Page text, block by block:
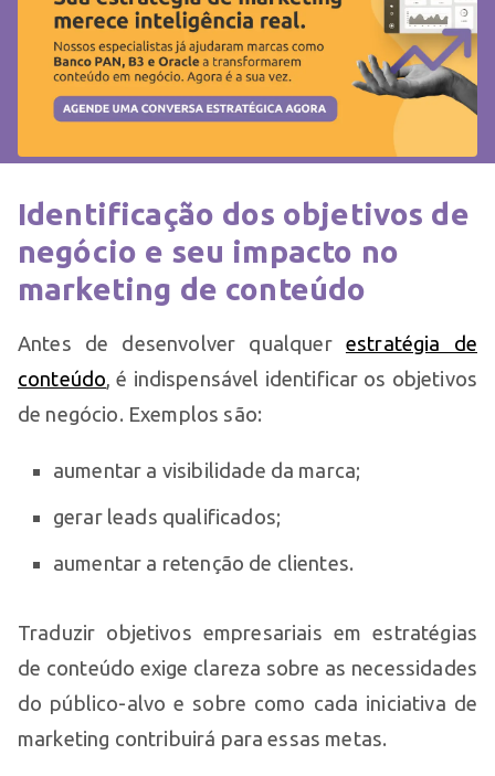
Identificação dos objetivos de
negócio e seu impacto no
marketing de conteúdo
Antes de desenvolver qualquer estratégia de
conteúdo , é indispensável identificar os objetivos
de negócio. Exemplos são:
aumentar a visibilidade da marca;
gerar leads qualificados;
aumentar a retenção de clientes.
Traduzir objetivos empresariais em estratégias
de conteúdo exige clareza sobre as necessidades
do público-alvo e sobre como cada iniciativa de
marketing contribuirá para essas metas.